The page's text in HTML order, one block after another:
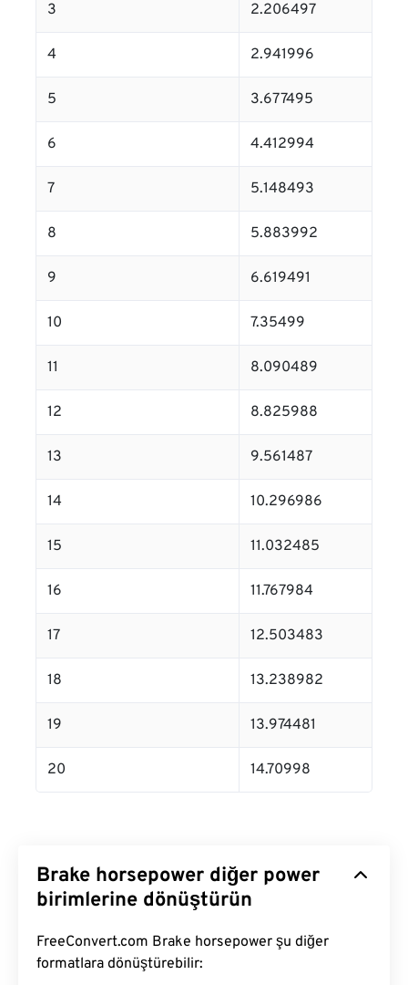
3 2.206497
4 2.941996
5 3.677495
6 4.412994
7 5.148493
8 5.883992
9 6.619491
10 7.35499
11 8.090489
12 8.825988
13 9.561487
14 10.296986
15 11.032485
16 11.767984
17 12.503483
18 13.238982
19 13.974481
20 14.70998
Brake horsepower diğer power
birimlerine dönüştürün
FreeConvert.com Brake horsepower şu diğer
formatlara dönüştürebilir: